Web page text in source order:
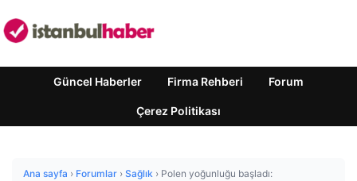
Güncel Haberler Firma Rehberi Forum
Çerez Politikası
Ana sayfa › Forumlar › Sağlık › Polen yoğunluğu başladı: